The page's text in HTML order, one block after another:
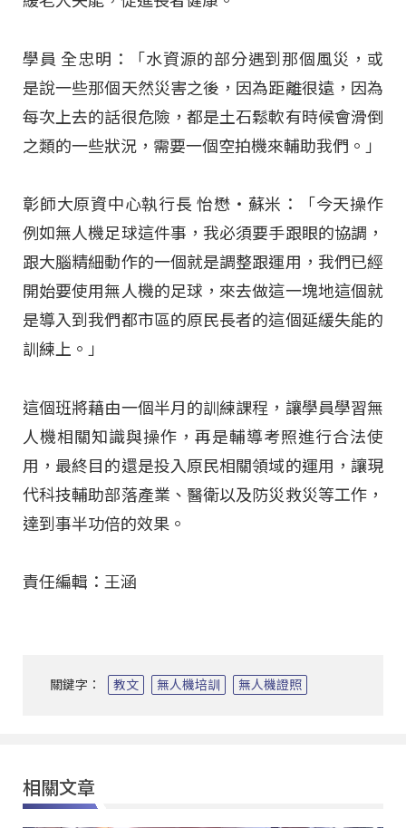
學員 全忠明：「水資源的部分遇到那個風災，或
是說一些那個天然災害之後，因為距離很遠，因為
每次上去的話很危險，都是土石鬆軟有時候會滑倒
之類的一些狀況，需要一個空拍機來輔助我們。」
彰師大原資中心執行長 怡懋‧蘇米：「今天操作
例如無人機足球這件事，我必須要手跟眼的協調，
跟大腦精細動作的一個就是調整跟運用，我們已經
開始要使用無人機的足球，來去做這一塊地這個就
是導入到我們都市區的原民長者的這個延緩失能的
訓練上。」
這個班將藉由一個半月的訓練課程，讓學員學習無
人機相關知識與操作，再是輔導考照進行合法使
用，最終目的還是投入原民相關領域的運用，讓現
代科技輔助部落產業、醫衛以及防災救災等工作，
達到事半功倍的效果。
責任編輯：王涵
關鍵字： 教文 無人機培訓 無人機證照
相關文章